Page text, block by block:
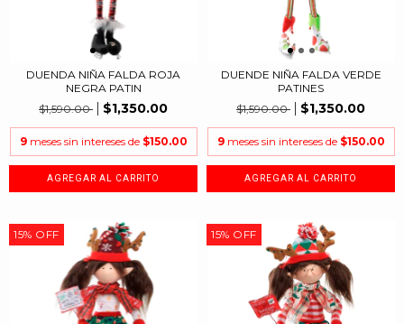
DUENDA NIÑA FALDA ROJA
NEGRA PATIN
$1,590.00
$1,350.00
9 meses sin intereses de $150.00
DUENDE NIÑA FALDA VERDE
PATINES
$1,590.00
$1,350.00
9 meses sin intereses de $150.00
15% OFF 15% OFF